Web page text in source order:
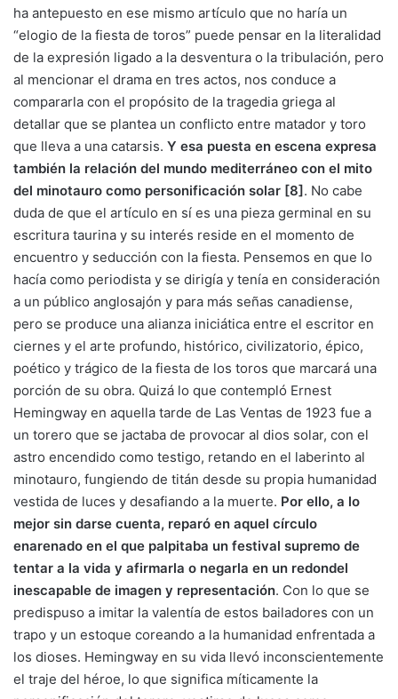
ha antepuesto en ese mismo artículo que no haría un
“elogio de la fiesta de toros” puede pensar en la literalidad
de la expresión ligado a la desventura o la tribulación, pero
al mencionar el drama en tres actos, nos conduce a
compararla con el propósito de la tragedia griega al
detallar que se plantea un conflicto entre matador y toro
que lleva a una catarsis. Y esa puesta en escena expresa
también la relación del mundo mediterráneo con el mito
del minotauro como personificación solar [8]. No cabe
duda de que el artículo en sí es una pieza germinal en su
escritura taurina y su interés reside en el momento de
encuentro y seducción con la fiesta. Pensemos en que lo
hacía como periodista y se dirigía y tenía en consideración
a un público anglosajón y para más señas canadiense,
pero se produce una alianza iniciática entre el escritor en
ciernes y el arte profundo, histórico, civilizatorio, épico,
poético y trágico de la fiesta de los toros que marcará una
porción de su obra. Quizá lo que contempló Ernest
Hemingway en aquella tarde de Las Ventas de 1923 fue a
un torero que se jactaba de provocar al dios solar, con el
astro encendido como testigo, retando en el laberinto al
minotauro, fungiendo de titán desde su propia humanidad
vestida de luces y desafiando a la muerte. Por ello, a lo
mejor sin darse cuenta, reparó en aquel círculo
enarenado en el que palpitaba un festival supremo de
tentar a la vida y afirmarla o negarla en un redondel
inescapable de imagen y representación. Con lo que se
predispuso a imitar la valentía de estos bailadores con un
trapo y un estoque coreando a la humanidad enfrentada a
los dioses. Hemingway en su vida llevó inconscientemente
el traje del héroe, lo que significa míticamente la